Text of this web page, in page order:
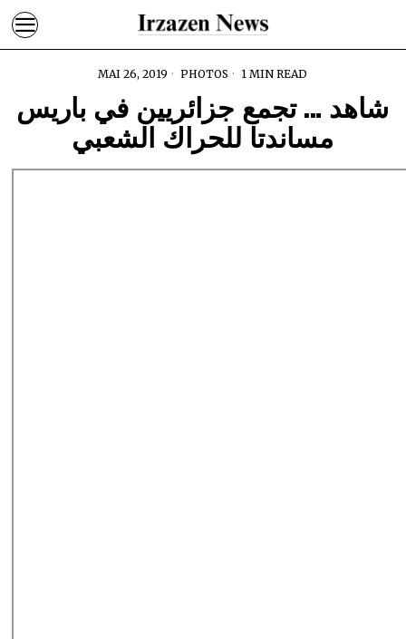
MAI 26, 2019 PHOTOS 1 MIN READ
شاهد … تجمع جزائريين في باريس
مساندتا للحراك الشعبي